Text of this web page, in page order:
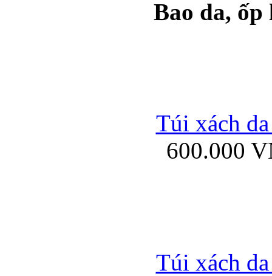
Ốp lưng silicon
Ốp lưng Samsung
Bao da,
Túi xách
600.000
Túi xách